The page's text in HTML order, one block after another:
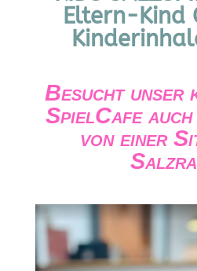
Eltern-Kind
Besucht unser
SpielCafe auch
von einer